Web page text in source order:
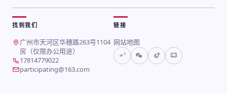
找到我们
地址：
广州市天河区华穗路263号1104
房（仅限办公用途）
电话：
17814779022
邮箱：
participating@163.com
链接
网站地图